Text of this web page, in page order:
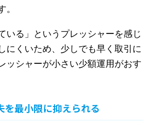
。
いる」というプレッシャーを感じ
にくいため、少しでも早く取引に
ッシャーが小さい少額運用がおす
を最小限に抑えられる